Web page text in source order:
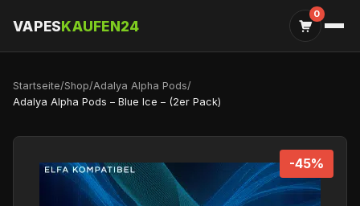
VAPESKAUFEN24
0
Startseite/Shop/Adalya Alpha Pods/
Adalya Alpha Pods – Blue Ice – (2er Pack)
-45%